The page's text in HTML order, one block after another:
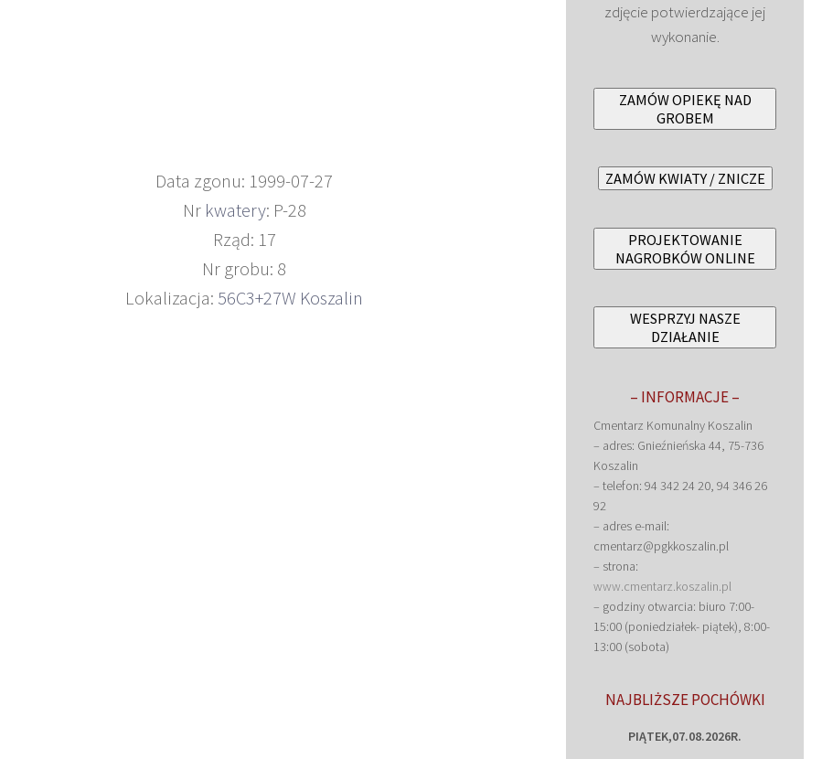
Data zgonu: 1999-07-27
Nr kwatery: P-28
Rząd: 17
Nr grobu: 8
Lokalizacja: 56C3+27W Koszalin
zdjęcie potwierdzające jej
wykonanie.
ZAMÓW OPIEKĘ NAD
GROBEM
ZAMÓW KWIATY / ZNICZE
PROJEKTOWANIE
NAGROBKÓW ONLINE
WESPRZYJ NASZE
DZIAŁANIE
– INFORMACJE –
Cmentarz Komunalny Koszalin
– adres: Gnieźnieńska 44, 75-736
Koszalin
– telefon: 94 342 24 20, 94 346 26
92
– adres e-mail:
cmentarz@pgkkoszalin.pl
– strona:
www.cmentarz.koszalin.pl
– godziny otwarcia: biuro 7:00-
15:00 (poniedziałek- piątek), 8:00-
13:00 (sobota)
NAJBLIŻSZE POCHÓWKI
PIĄTEK,07.08.2026R.